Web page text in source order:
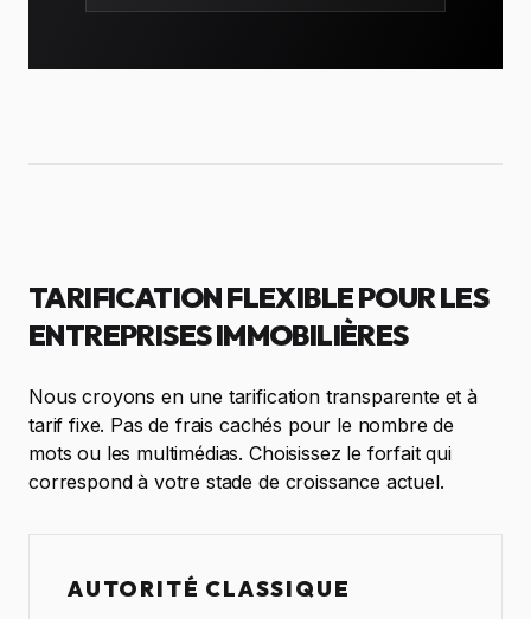
TARIFICATION FLEXIBLE POUR LES
ENTREPRISES IMMOBILIÈRES
Nous croyons en une tarification transparente et à
tarif fixe. Pas de frais cachés pour le nombre de
mots ou les multimédias. Choisissez le forfait qui
correspond à votre stade de croissance actuel.
AUTORITÉ CLASSIQUE